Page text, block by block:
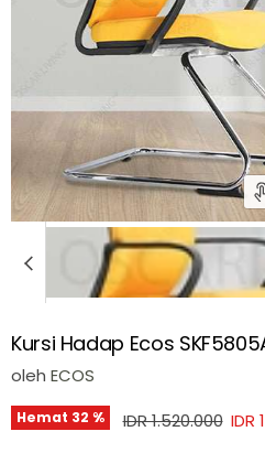
Kursi Hadap Ecos
oleh ECOS
Hemat 32 % Harga asli
IDR 1.520.000 IDR